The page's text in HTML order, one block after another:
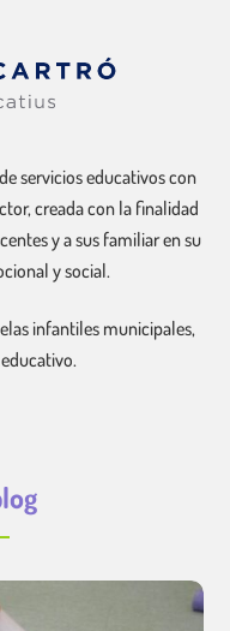
servicios educativos con
creada con la finalidad
y a sus familiar en su
y social.
infantiles municipales,